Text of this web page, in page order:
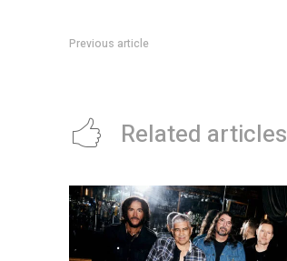
Previous article
Related articles